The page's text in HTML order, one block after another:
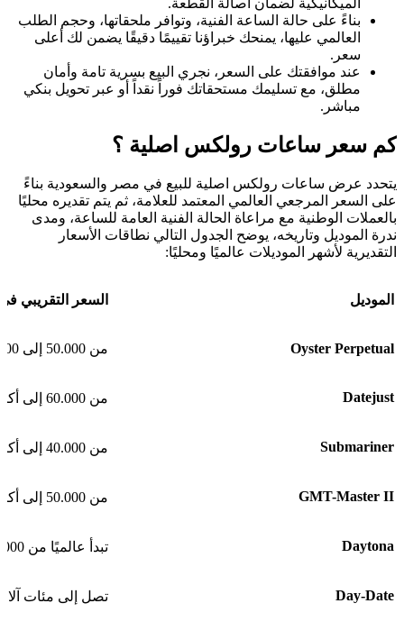
بناءً على حالة الساعة الفنية، وتوافر ملحقاتها، وحجم الطلب
العالمي عليها، يمنحك خبراؤنا تقييمًا دقيقًا يضمن لك أعلى
سعر.
عند موافقتك على السعر، نجري البيع بسرية تامة وأمان
مطلق، مع تسليمك مستحقاتك فوراً نقداً أو عبر تحويل بنكي
مباشر.
كم سعر ساعات رولكس اصلية ؟
يتحدد عرض ساعات رولکس اصلية للبيع في مصر والسعودية بناءً
على السعر المرجعي العالمي المعتمد للعلامة، ثم يتم تقديره محليًا
بالعملات الوطنية مع مراعاة الحالة الفنية العامة للساعة، ومدى
ندرة الموديل وتاريخه، يوضح الجدول التالي نطاقات الأسعار
التقديرية لأشهر الموديلات عالميًا ومحليًا:
الموديل السعر التقريبي
Oyster Perpetual من 50.000 إلى 150.000 جنيه
Datejust من 60.000 إلى أكثر من 200.000 جنيه
Submariner من 40.000 إلى أكثر من 500.000 جنيه
GMT-Master II من 50.000 إلى أكثر من 100.000 جنيه
Daytona تبدأ عالميًا من 16,000$
Day-Date تصل إلى مئات